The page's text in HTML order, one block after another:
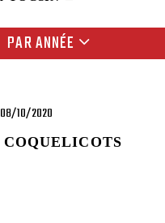
PAR ANNÉE
08/10/2020
COQUELICOTS